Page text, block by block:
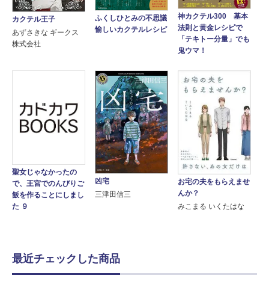
カクテル王子
あずさきな ギークス
株式会社
ふくしひとみの不思議
愉しいカクテルレシピ
神カクテル300 基本
法則と黄金レシピで
「テキトー分量」でも
鬼ウマ！
聖女じゃなかったの
で、王宮でのんびりご
飯を作ることにしまし
た ９
凶宅
三津田信三
お宅の夫をもらえませ
んか？
みこまる いくたはな
最近チェックした商品